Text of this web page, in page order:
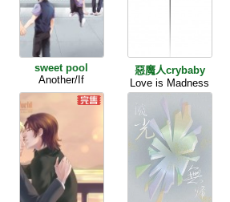
sweet pool
Another/If
惡魔人crybaby
Love is Madness